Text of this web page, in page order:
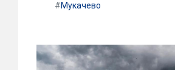
#Мукачево